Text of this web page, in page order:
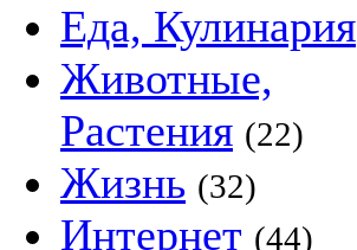
Еда, Кулинария
Животные,
Растения (22)
Жизнь (32)
Интернет (44)